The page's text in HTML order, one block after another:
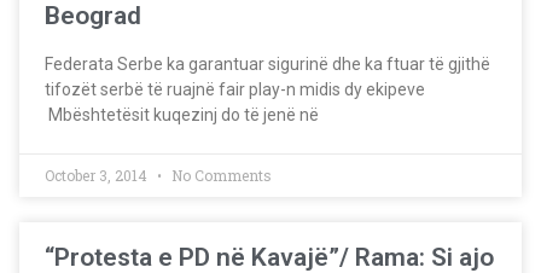
Beograd
Federata Serbe ka garantuar sigurinë dhe ka ftuar të gjithë
tifozët serbë të ruajnë fair play-n midis dy ekipeve
Mbështetësit kuqezinj do të jenë në
October 3, 2014 No Comments
“Protesta e PD në Kavajë”/ Rama: Si ajo